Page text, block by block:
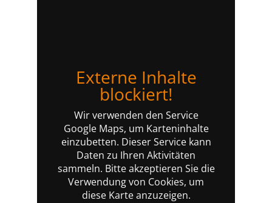
Externe Inhalte
blockiert!
Wir verwenden den Service
Google Maps, um Karteninhalte
einzubetten. Dieser Service kann
Daten zu Ihren Aktivitäten
sammeln. Bitte akzeptieren Sie die
Verwendung von Cookies, um
diese Karte anzuzeigen.